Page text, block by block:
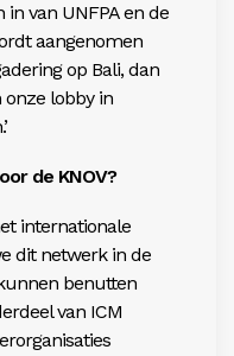
in van UNFPA en de
aangenomen
op Bali, dan
lobby in
de KNOV?
internationale
dit netwerk in de
benutten
van ICM